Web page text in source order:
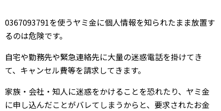
0367093791を使うヤミ金に個人情報を知られたまま放置す
るのは危険です。
自宅や勤務先や緊急連絡先に大量の迷惑電話を掛けてき
て、キャンセル費等を請求してきます。
家族・会社・知人に迷惑をかけることを恐れたり、ヤミ金
に申し込んだことがバレてしまうからと、要求されたお金